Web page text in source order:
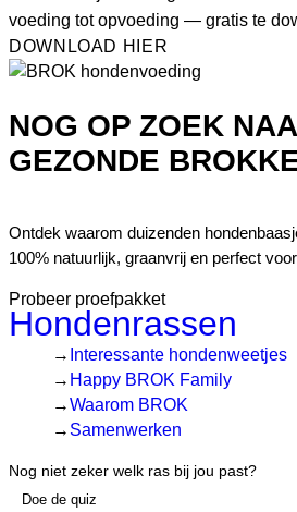
voeding tot opvoeding — gratis te
DOWNLOAD HIER
NOG OP ZOEK
GEZONDE
Ontdek waarom duizenden
100% natuurlijk, graanvrij en perfect
Probeer proefpakket
Hondenrassen
Interessante hondenweetjes
Happy BROK Family
Waarom BROK
Samenwerken
Nog niet zeker welk ras bij jou past?
Doe de quiz